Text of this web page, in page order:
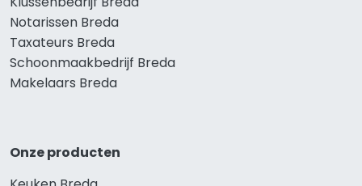
Notarissen Breda
Taxateurs Breda
Schoonmaakbedrijf Breda
Makelaars Breda
Onze producten